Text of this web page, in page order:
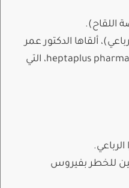
اللقاح).
ألقاها الدكتور عمر
الشعشوع ممثل عن شركة heptaplus pharma، التي
للخطر بفيروس